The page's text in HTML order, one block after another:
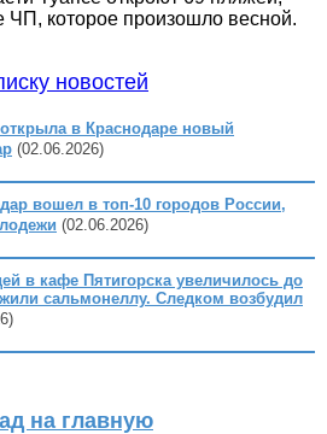
ЧП, которое произошло весной.
новостей
в Краснодаре новый
(02.06.2026)
вошел в топ-10 городов России,
(02.06.2026)
в кафе Пятигорска увеличилось до
сальмонеллу. Следком возбудил
на главную